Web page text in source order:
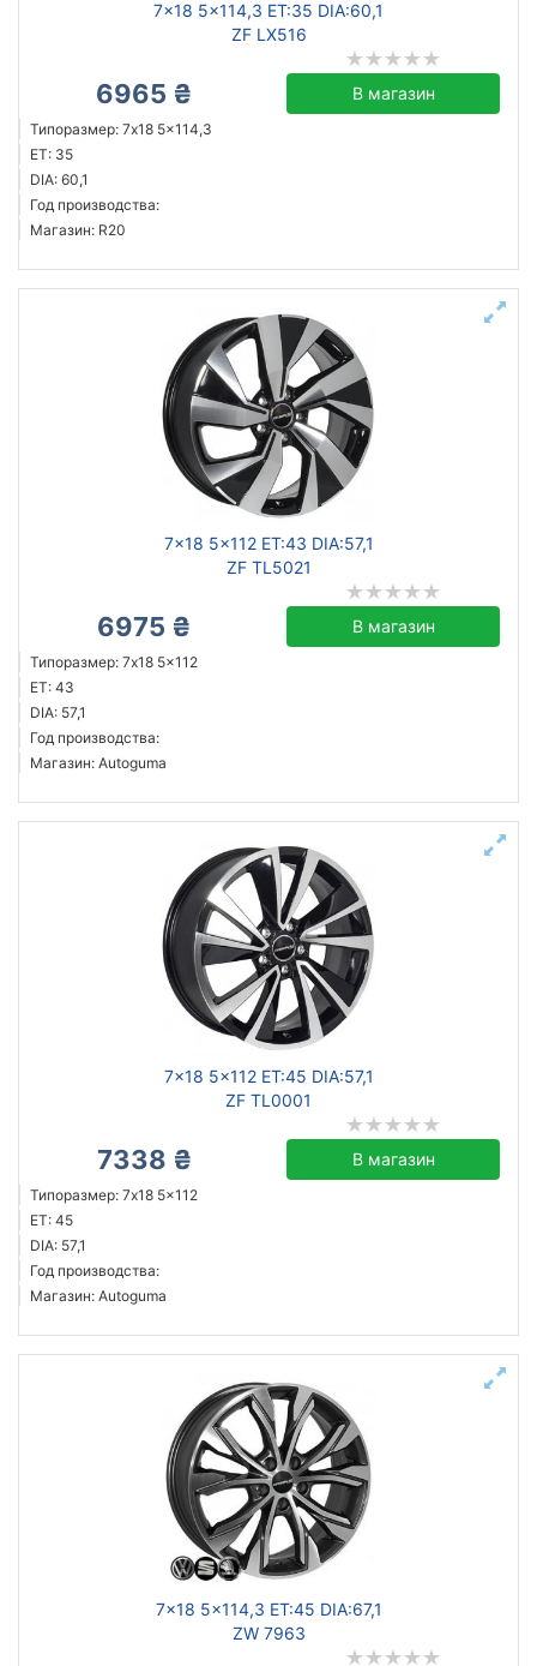
7x18 5x114,3 ET:35 DIA:60,1
ZF LX516
6965 ₴ В магазин
Типоразмер: 7x18 5x114,3
ET: 35
DIA: 60,1
Год производства:
Магазин: R20
7x18 5x112 ET:43 DIA:57,1
ZF TL5021
6975 ₴ В магазин
Типоразмер: 7x18 5x112
ET: 43
DIA: 57,1
Год производства:
Магазин: Autoguma
7x18 5x112 ET:45 DIA:57,1
ZF TL0001
7338 ₴ В магазин
Типоразмер: 7x18 5x112
ET: 45
DIA: 57,1
Год производства:
Магазин: Autoguma
7x18 5x114,3 ET:45 DIA:67,1
ZW 7963